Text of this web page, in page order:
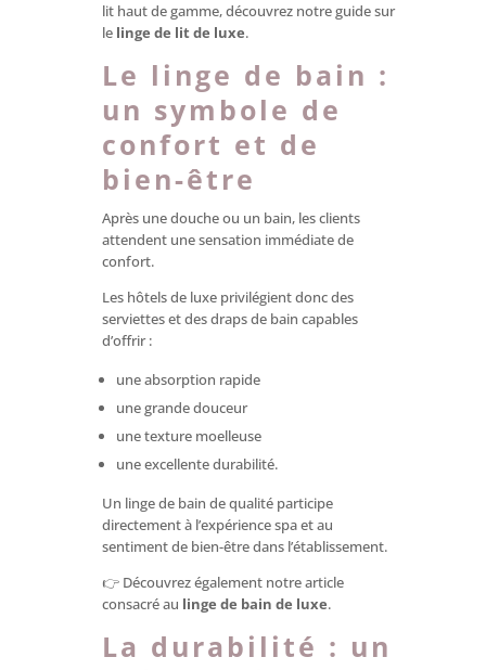
lit haut de gamme, découvrez notre guide sur
le linge de lit de luxe.
Le linge de bain :
un symbole de
confort et de
bien-être
Après une douche ou un bain, les clients
attendent une sensation immédiate de
confort.
Les hôtels de luxe privilégient donc des
serviettes et des draps de bain capables
d’offrir :
une absorption rapide
une grande douceur
une texture moelleuse
une excellente durabilité.
Un linge de bain de qualité participe
directement à l’expérience spa et au
sentiment de bien-être dans l’établissement.
👉 Découvrez également notre article
consacré au linge de bain de luxe.
La durabilité : un